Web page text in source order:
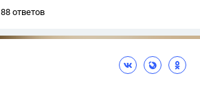
88 ответов